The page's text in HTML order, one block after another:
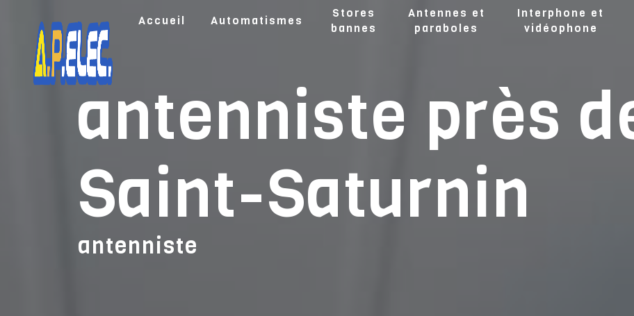
Accueil Automatismes
Stores
bannes
Antennes et
paraboles
Interphone et
vidéophone
antenniste près
Saint-Saturnin
antenniste